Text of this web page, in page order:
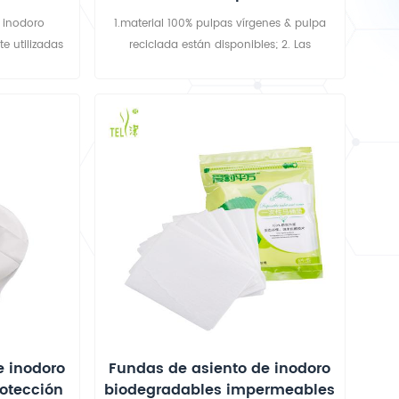
utilizadas
de
1.material 100% pulpas vírgenes & pulpa
reciclada están disponibles; 2. Las
sujetas a la confirmación final del
vendedor; 3.soft & saludable sin ningún
material químico. 4. suave y limpio, sin
polvo / motas / agujeros o arena en él 5.
cuantificación constante y brillo uniforme
6.Calidad constante con precio
inodoro
Fundas de asiento de inodoro
biodegradables impermeables